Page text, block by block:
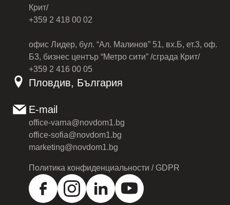
Крит/
+359 2 418 00 02
офис Лидер, бул. “Ал. Малинов” 51, вх.Б, ет.3, оф.
Б3, бизнес център “Метро сити” /сграда Крит/
+359 2 416 00 05
Пловдив, България
E-mail
office-varna@novdom1.bg
office-sofia@novdom1.bg
marketing@novdom1.bg
Политика конфиденциальности / GDPR